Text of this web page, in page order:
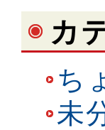
カ
ち
未